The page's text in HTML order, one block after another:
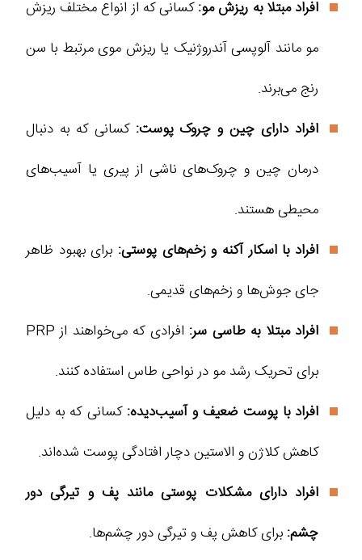
افراد مبتلا به ریزش مو:کسانی که از انواع مختلف ریزش
مو مانند آلوپسی آندروژنیک یا ریزش موی مرتبط با سن
رنج می‌برند.
افراد دارای چین و چروک پوست:کسانی که به دنبال
درمان چین و چروک‌های ناشی از پیری یا آسیب‌های
محیطی هستند.
افراد با اسکار آکنه و زخم‌های پوستی: برای بهبود ظاهر
جای جوش‌ها و زخم‌های قدیمی.
افراد مبتلا به طاسی سر:
افرادی که می‌خواهند از PRP
برای تحریک رشد مو در نواحی طاس استفاده کنند.
افراد با پوست ضعیف و آسیب‌دیده: کسانی که به دلیل
کاهش کلاژن و الاستین دچار افتادگی پوست شده‌اند.
افراد دارای مشکلات پوستی مانند پف و تیرگی دور
چشم: برای کاهش پف و تیرگی دور چشم‌ها.